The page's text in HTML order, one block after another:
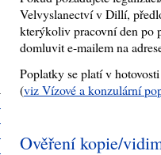
Velvyslanectví v Dillí,
kterýkoliv pracovní den po
domluvit e-mailem na
Poplatky se platí v
(viz Vízové a konzulární
Ověření kopie/